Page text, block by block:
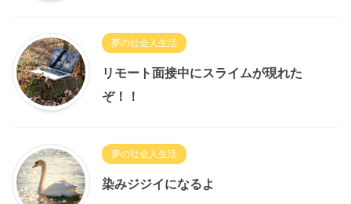
夢の社会人生活
リモート面接中にスライムが現れた
ぞ！！
夢の社会人生活
染みジジイになるよ